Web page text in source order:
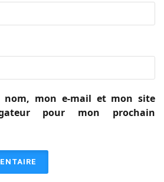
nom, mon e-mail et mon site
pour mon prochain